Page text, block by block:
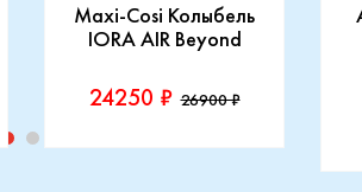
Maxi-Cosi Колыбель
IORA AIR Beyond
24250 ₽ 26900 ₽
Производитель::